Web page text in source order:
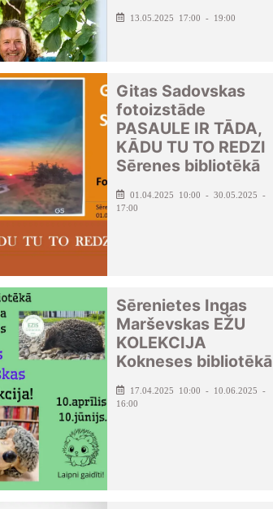
13.05.2025 17:00 - 19:00
Gitas Sadovskas
fotoizstāde
PASAULE IR TĀDA,
KĀDU TU TO REDZI
Sērenes bibliotēkā
01.04.2025 10:00 - 30.05.2025 -
17:00
Sērenietes Ingas
Marševskas EŽU
KOLEKCIJA
Kokneses bibliotēkā
17.04.2025 10:00 - 10.06.2025 -
16:00